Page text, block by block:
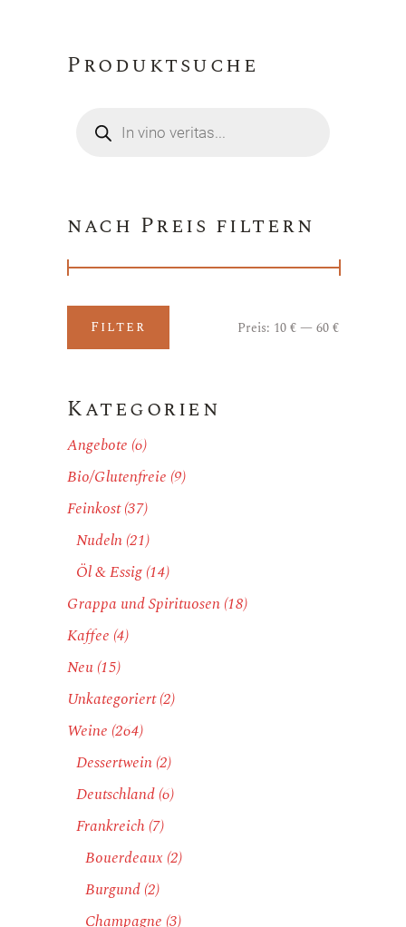
Produktsuche
search
nach Preis filtern
Min.
Preis
Max.
Preis
Filter Preis: 10 €—60 €
Kategorien
Angebote (6)
Bio/Glutenfreie (9)
Feinkost(37)
Nudeln(21)
Öl & Essig(14)
Grappa und Spirituosen(18)
Kaffee (4)
Neu(15)
Unkategoriert(2)
Weine (264)
Dessertwein(2)
Deutschland(6)
Frankreich(7)
Bouerdeaux (2)
Burgund(2)
Champagne (3)